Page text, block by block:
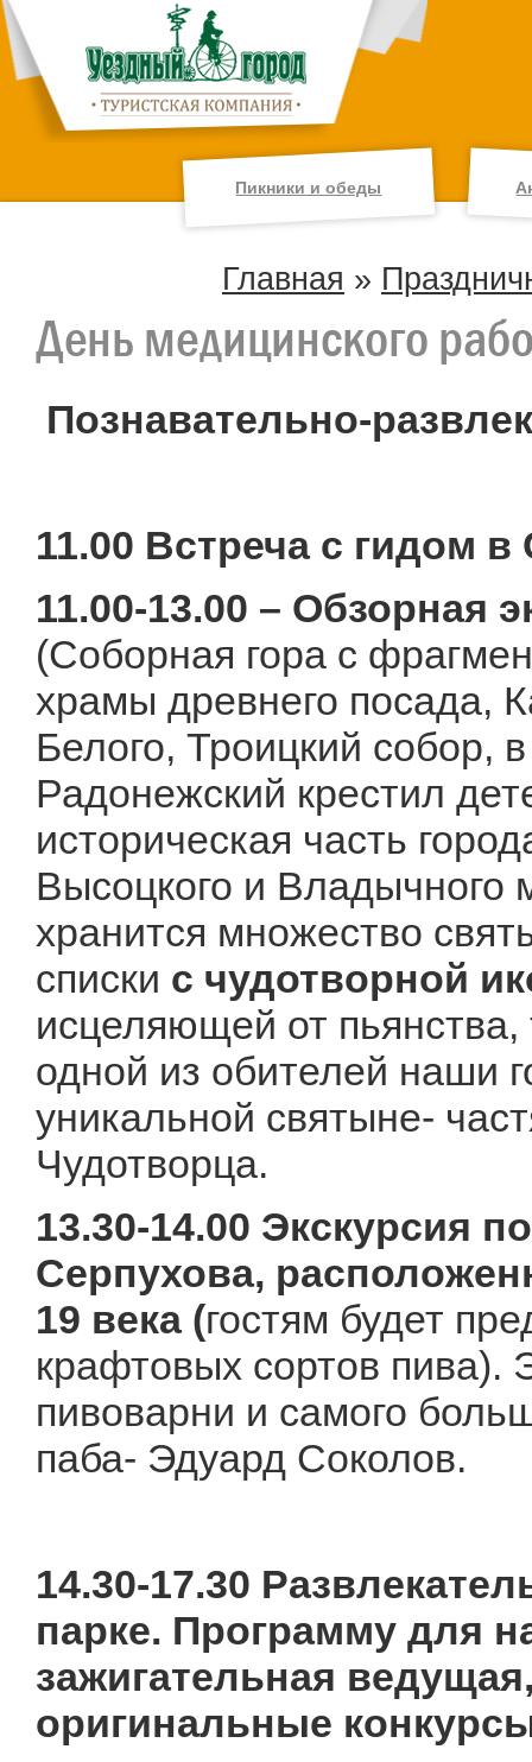
Пикники и обеды
Главная »
День медицинского
Познавательно-
11.00 Встреча с гидом в
11.00-13.00 – Обзорная
(Соборная гора с
храмы древнего посада,
Белого, Троицкий собор,
Радонежский крестил
историческая часть
Высоцкого и
хранится множество
списки с чудотворной
исцеляющей от
одной из обителей наши
уникальной святыне-
Чудотворца.
13.30-14.00 Экскурсия
Серпухова,
19 века (гостям будет
крафтовых сортов пива).
пивоварни и самого
паба- Эдуард Соколов.
14.30-17.30
парке. Программу для
зажигательная
оригинальные